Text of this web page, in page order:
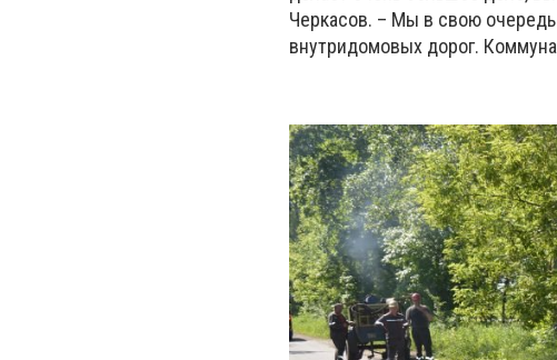
Черкасов. – Мы в свою
внутридомовых дорог.